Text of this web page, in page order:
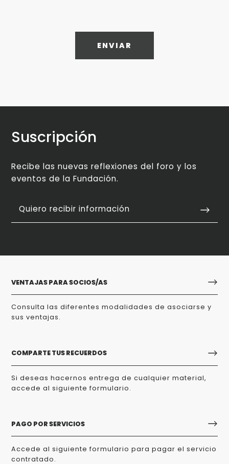
ENVIAR
Suscripción
Recibe las nuevas reflexiones del foro y los
eventos de la Fundación.
Quiero recibir información
VENTAJAS PARA SOCIOS/AS
Consulta las diferentes modalidades de asociarse y
sus ventajas.
COMPARTE TUS RECUERDOS
Si deseas hacernos entrega de cualquier material,
accede al siguiente formulario.
PAGO POR SERVICIOS
Accede al siguiente formulario para pagar el servicio
contratado.